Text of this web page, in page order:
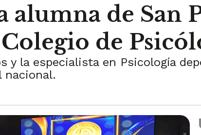
alumna de San
de
y la especialista en Psicología
nacional.